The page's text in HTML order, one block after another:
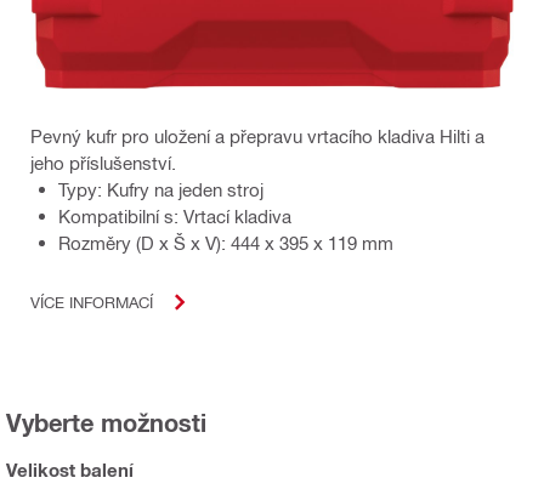
Pevný kufr pro uložení a přepravu vrtacího kladiva Hilti a
jeho příslušenství.
Typy: Kufry na jeden stroj
Kompatibilní s: Vrtací kladiva
Rozměry (D x Š x V): 444 x 395 x 119 mm
VÍCE INFORMACÍ
Vyberte možnosti
Velikost balení